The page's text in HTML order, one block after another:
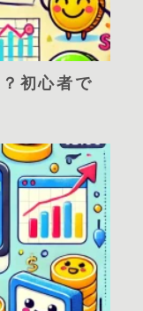
初心者で